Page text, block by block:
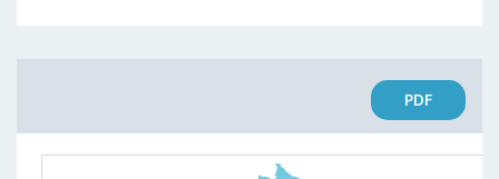
PDF